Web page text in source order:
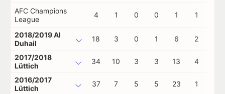
AFC Champions
League
4 1 0 0 1 1
2018/2019 Al
Duhail
18 3 0 1 6 2
2017/2018
Lüttich
34 10 3 3 13 4
2016/2017
Lüttich
37 7 5 5 23 1